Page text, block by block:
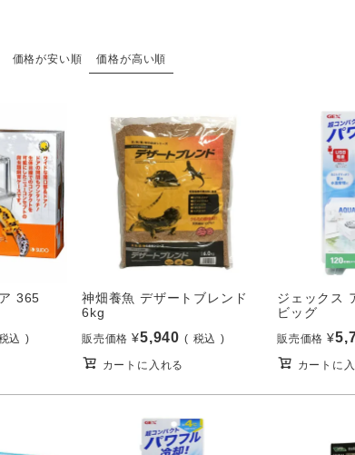
価格が安い順 価格が高い順
365
込
神畑養魚 デザートブレンド
6kg
販売価格 ¥5,940 税込
カートに入れる
ジェックス
ビッグ
販売価格 ¥
カートに